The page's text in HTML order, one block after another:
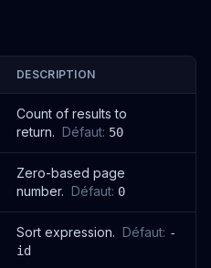
token
OUVRIR
DESCRIPTION
Count of results to
return. Défaut: 50
Zero-based page
number. Défaut: 0
Sort expression. Défaut: -
id